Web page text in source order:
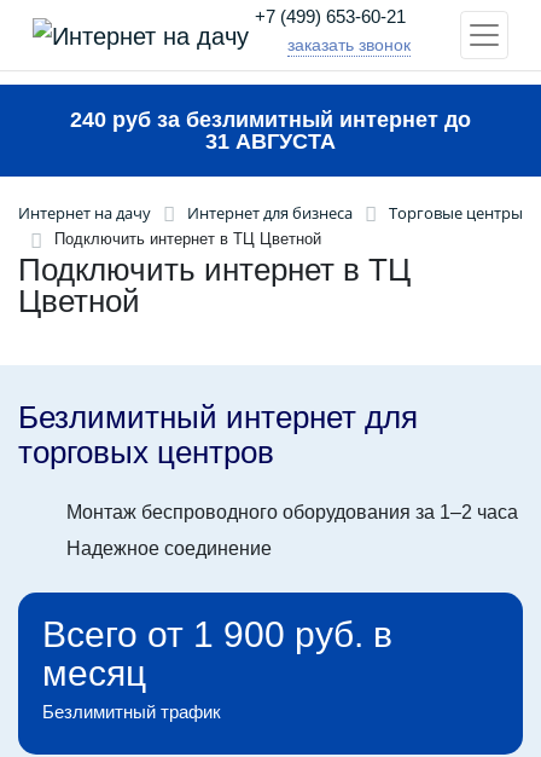
+7 (499) 653-60-21
заказать звонок
240 руб за безлимитный интернет до
31 АВГУСТА
Интернет на дачу Интернет для бизнеса Торговые центры
Подключить интернет в ТЦ Цветной
Подключить интернет в ТЦ
Цветной
Безлимитный интернет для
торговых центров
Монтаж беспроводного оборудования за 1–2 часа
Надежное соединение
Всего от 1 900 руб. в
месяц
Безлимитный трафик